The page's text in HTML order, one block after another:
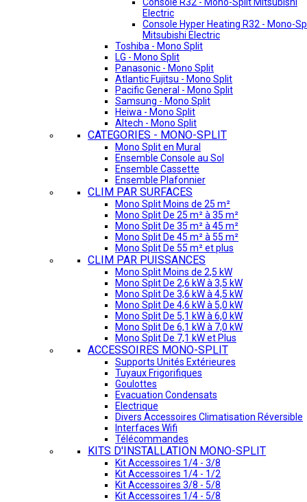
Electric
Console Hyper Heating R32 - Mono-
Mitsubishi Electric
Toshiba - Mono Split
LG - Mono Split
Panasonic - Mono Split
Atlantic Fujitsu - Mono Split
Pacific General - Mono Split
Samsung - Mono Split
Heiwa - Mono Split
Altech - Mono Split
CATEGORIES - MONO-SPLIT
Mono Split en Mural
Ensemble Console au Sol
Ensemble Cassette
Ensemble Plafonnier
CLIM PAR SURFACES
Mono Split Moins de 25 m²
Mono Split De 25 m² à 35 m²
Mono Split De 35 m² à 45 m²
Mono Split De 45 m² à 55 m²
Mono Split De 55 m² et plus
CLIM PAR PUISSANCES
Mono Split Moins de 2,5 kW
Mono Split De 2,6 kW à 3,5 kW
Mono Split De 3,6 kW à 4,5 kW
Mono Split De 4,6 kW à 5,0 kW
Mono Split De 5,1 kW à 6,0 kW
Mono Split De 6,1 kW à 7,0 kW
Mono Split De 7,1 kW et Plus
ACCESSOIRES MONO-SPLIT
Supports Unités Extérieures
Tuyaux Frigorifiques
Goulottes
Evacuation Condensats
Electrique
Divers Accessoires Climatisation Réversible
Interfaces Wifi
Télécommandes
KITS D'INSTALLATION MONO-SPLIT
Kit Accessoires 1/4 - 3/8
Kit Accessoires 1/4 - 1/2
Kit Accessoires 3/8 - 5/8
Kit Accessoires 1/4 - 5/8